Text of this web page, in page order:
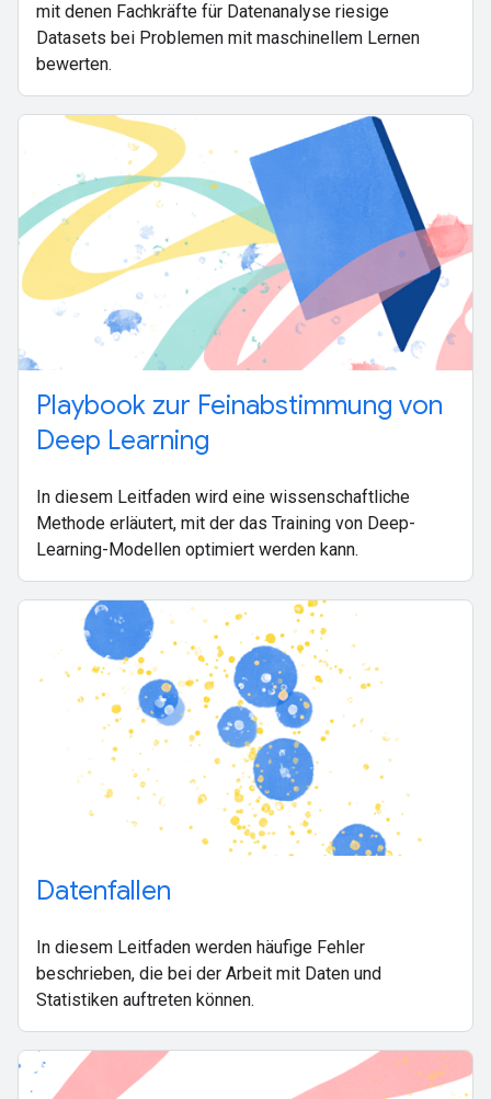
mit denen Fachkräfte für Datenanalyse riesige
Datasets bei Problemen mit maschinellem Lernen
bewerten.
Playbook zur Feinabstimmung von
Deep Learning
In diesem Leitfaden wird eine wissenschaftliche
Methode erläutert, mit der das Training von Deep-
Learning-Modellen optimiert werden kann.
Datenfallen
In diesem Leitfaden werden häufige Fehler
beschrieben, die bei der Arbeit mit Daten und
Statistiken auftreten können.